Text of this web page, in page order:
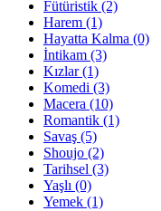
Fütüristik (2)
Harem (1)
Hayatta Kalma (0)
İntikam (3)
Kızlar(1)
Komedi (3)
Macera (10)
Romantik (1)
Savaş (5)
Shoujo (2)
Tarihsel (3)
Yaşlı (0)
Yemek (1)